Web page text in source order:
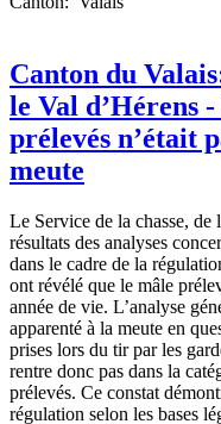
Canton du
le Val d’Hérens
prélevés n’était
meute
Le Service de la chasse, de
résultats des analyses
dans le cadre de la
ont révélé que le mâle
année de vie. L’analyse
apparenté à la meute en
prises lors du tir par les
rentre donc pas dans la
prélevés. Ce constat
régulation selon les bases